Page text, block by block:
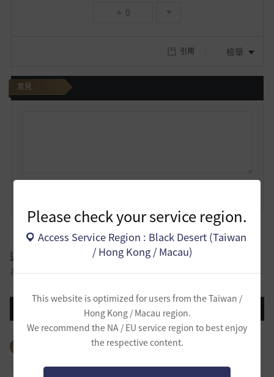
Please check your service region.
Access Service Region : Black Desert (Taiwan
/ Hong Kong / Macau)
This website is optimized for users from the Taiwan /
Hong Kong / Macau region.
We recommend the NA / EU service region to best enjoy
the respective content.
0
引用 檢舉
意見
遊戲截圖/影片
為你的冒險留下動人的回憶！
撰寫標題
#生活 #房屋 #活動
#截圖 #職業 #其他